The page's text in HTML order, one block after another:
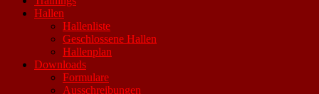
Hallen
Hallenliste
Geschlossene Hallen
Hallenplan
Downloads
Formulare
Ausschreibungen